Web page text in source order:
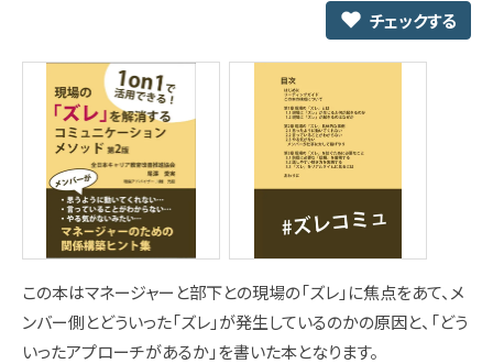
チェックする
この本はマネージャーと部下との現場の「ズレ」に焦点をあて、メ
ンバー側とどういった「ズレ」が発生しているのかの原因と、「どう
いったアプローチがあるか」を書いた本となります。